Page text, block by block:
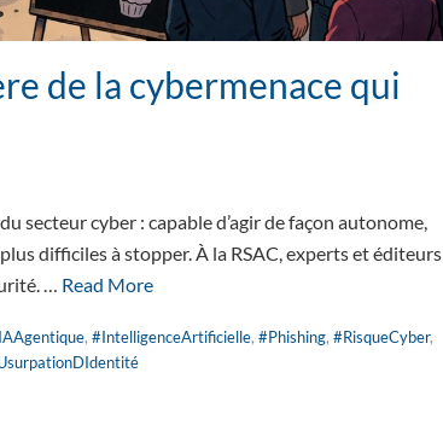
de la cybermenace qui
secteur cyber : capable d’agir de façon autonome,
difficiles à stopper. À la RSAC, experts et éditeurs
… Read More
, #IntelligenceArtificielle, #Phishing, #RisqueCyber,